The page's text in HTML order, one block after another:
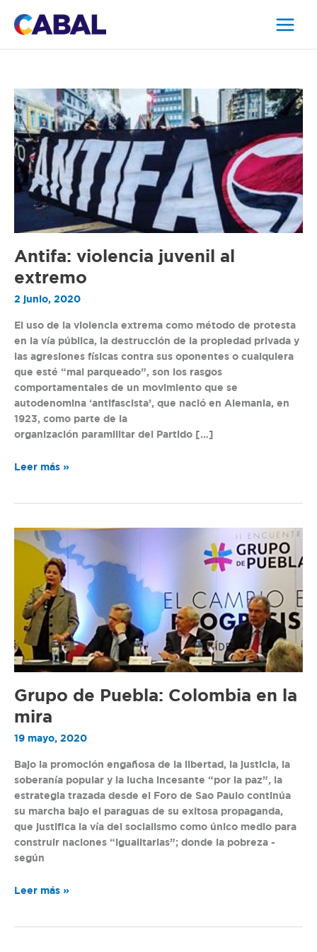
Antifa: violencia juvenil al
extremo
2 junio, 2020
El uso de la violencia extrema como método de protesta
en la vía pública, la destrucción de la propiedad privada y
las agresiones físicas contra sus oponentes o cualquiera
que esté “mal parqueado”, son los rasgos
comportamentales de un movimiento que se
autodenomina ‘antifascista’, que nació en Alemania, en
1923, como parte de la
organización paramilitar del Partido […]
Antifa:
violencia
juvenil
al
extremo
Leer más »
Grupo de Puebla: Colombia en la
mira
19 mayo, 2020
Bajo la promoción engañosa de la libertad, la justicia, la
soberanía popular y la lucha incesante “por la paz”, la
estrategia trazada desde el Foro de Sao Paulo continúa
su marcha bajo el paraguas de su exitosa propaganda,
que justifica la vía del socialismo como único medio para
construir naciones “igualitarias”; donde la pobreza -
según
Grupo
Puebla:
Colombia
mira
Leer más »